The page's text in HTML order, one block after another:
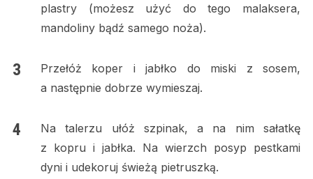
plastry (możesz użyć do tego malaksera,
mandoliny bądź samego noża).
Przełóż koper i jabłko do miski z sosem,
a następnie dobrze wymieszaj.
Na talerzu ułóż szpinak, a na nim sałatkę
z kopru i jabłka. Na wierzch posyp pestkami
dyni i udekoruj świeżą pietruszką.